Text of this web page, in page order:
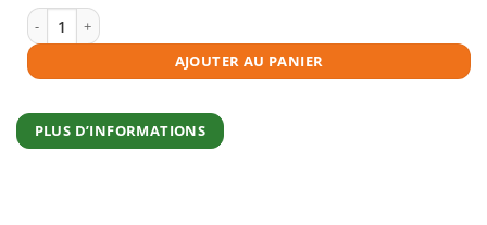
€38,95.
quantité de Toner compatible Brother TN-326 magenta
AJOUTER AU PANIER
PLUS D’INFORMATIONS